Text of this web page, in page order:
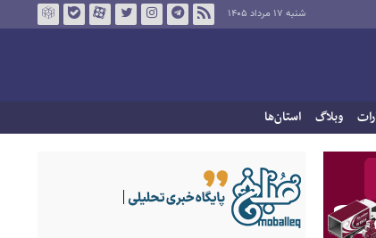
شنبه ۱۷ مرداد ۱۴۰۵
وبلاگ استان‌ها